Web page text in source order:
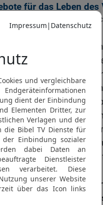
für das Leben des
Du sollst den Knecht
zu dir geflüchtet ist.
Er soll bei dir bleiben
Städte, wo es ihm
Es soll keine
Tempelhurer unter
Du sollst keinen
deines Gottes,
ist dem HERRN,
Du sollst von deinem
noch für Speise
Von dem Ausländer
deinem Bruder, auf